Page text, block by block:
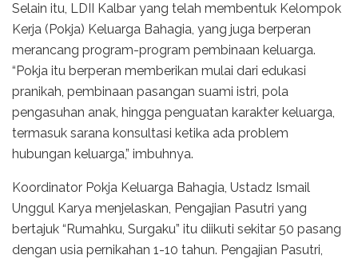
Selain itu, LDII Kalbar yang telah membentuk Kelompok
Kerja (Pokja) Keluarga Bahagia, yang juga berperan
merancang program-program pembinaan keluarga.
“Pokja itu berperan memberikan mulai dari edukasi
pranikah, pembinaan pasangan suami istri, pola
pengasuhan anak, hingga penguatan karakter keluarga,
termasuk sarana konsultasi ketika ada problem
hubungan keluarga,” imbuhnya.
Koordinator Pokja Keluarga Bahagia, Ustadz Ismail
Unggul Karya menjelaskan, Pengajian Pasutri yang
bertajuk “Rumahku, Surgaku” itu diikuti sekitar 50 pasang
dengan usia pernikahan 1-10 tahun. Pengajian Pasutri,